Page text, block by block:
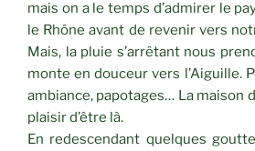
mais on a le temps d’admirer le
le Rhône avant de revenir vers
Mais, la pluie s’arrêtant nous
monte en douceur vers l’Aiguille.
ambiance, papotages… La maison
plaisir d’être là.
En redescendant quelques